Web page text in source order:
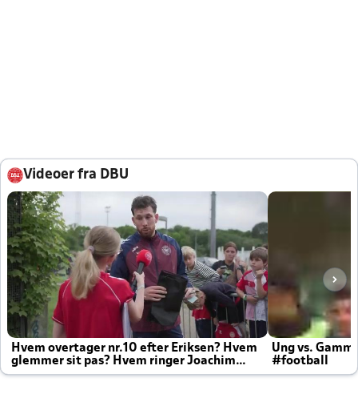
Videoer fra DBU
Hvem overtager nr.10 efter Eriksen? Hvem
glemmer sit pas? Hvem ringer Joachim
altid til efter kampe?
Ung vs.
#football